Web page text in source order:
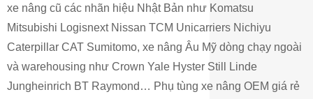
xe nâng cũ các nhãn hiệu Nhật Bản như Komatsu
Mitsubishi Logisnext Nissan TCM Unicarriers Nichiyu
Caterpillar CAT Sumitomo, xe nâng Âu Mỹ dòng chạy ngoài
và warehousing như Crown Yale Hyster Still Linde
Jungheinrich BT Raymond… Phụ tùng xe nâng OEM giá rẻ